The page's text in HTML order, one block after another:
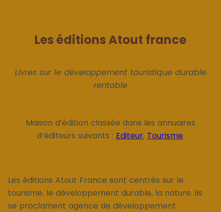
Les éditions Atout france
Livres sur le développement touristique durable
rentable
Maison d’édition classée dans les annuaires
d’éditeurs suivants : Editeur, Tourisme.
Les éditions Atout France sont centrés sur le
tourisme, le développement durable, la nature. ils
se proclament agence de développement